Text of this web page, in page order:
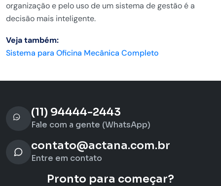
organização e pelo uso de um sistema de gestão é a
decisão mais inteligente.
Veja também:
Sistema para Oficina Mecânica Completo
(11) 94444-2443
Fale com a gente (WhatsApp)
contato@actana.com.br
Entre em contato
Pronto para começar?